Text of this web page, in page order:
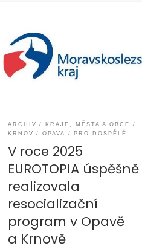
úspěšně realizovala v roce 2025
Resocializační program, jehož cílem
bylo podpořit osoby po trestné
činnosti při jejich návratu do
ARCHIV
KRAJE, MĚSTA A OBCE
KRNOV
OPAVA PRO DOSPĚLÉ
V roce 2025
EUROTOPIA úspěšně
realizovala
resocializační
program v Opavě
a Krnově